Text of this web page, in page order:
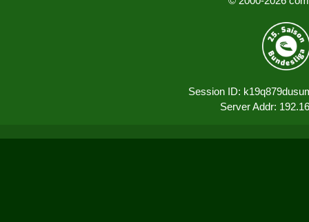
Session ID:
Server Addr: